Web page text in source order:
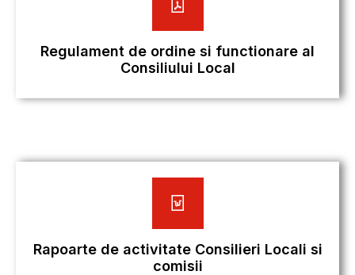
Regulament de ordine si functionare al
Consiliului Local
Rapoarte de activitate Consilieri Locali si
comisii